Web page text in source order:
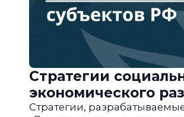
Стратегии
экономического
субъектов РФ
Стратегии,